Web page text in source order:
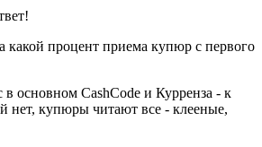
какой процент приема купюр с первого
в основном CashCode и Курренза - к
нет, купюры читают все - клееные,